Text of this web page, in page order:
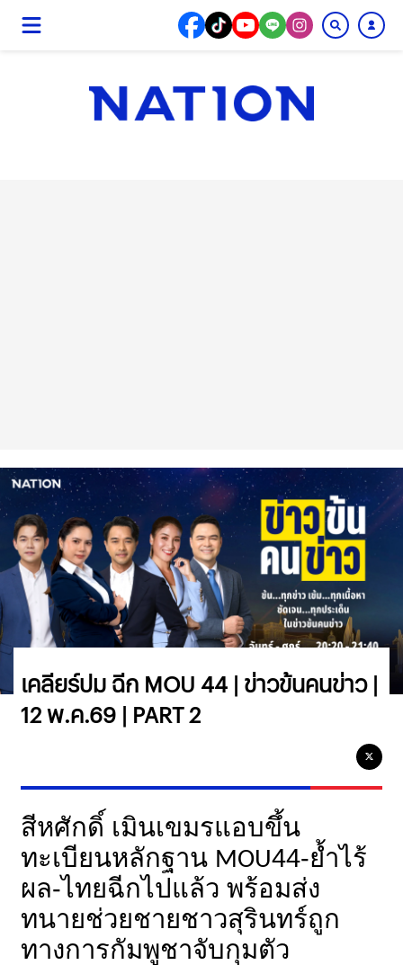
เคลียร์ปม ฉีก MOU 44 | ข่าวข้นคนข่าว |
12 พ.ค.69 | PART 2
สีหศักดิ์ เมินเขมรแอบขึ้น
ทะเบียนหลักฐาน MOU44-ย้ำไร้
ผล-ไทยฉีกไปแล้ว พร้อมส่ง
ทนายช่วยชายชาวสุรินทร์ถูก
ทางการกัมพูชาจับกุมตัว